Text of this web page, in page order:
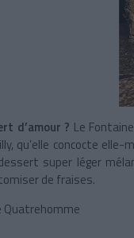
d’amour ? Le
qu’elle concocte
super léger
de fraises.
Quatrehomme